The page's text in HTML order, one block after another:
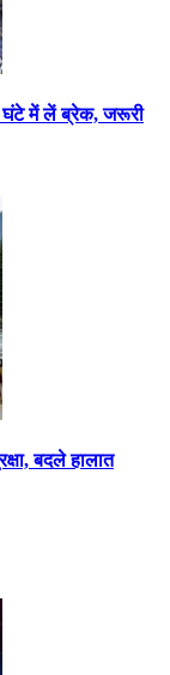
घंटे में लें ब्रेक, जरूरी
बदले हालात